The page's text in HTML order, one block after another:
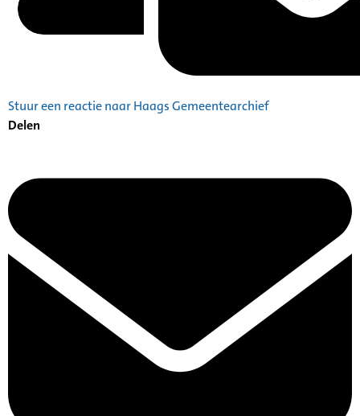
Stuur een reactie naar Haags Gemeentearchief
Delen